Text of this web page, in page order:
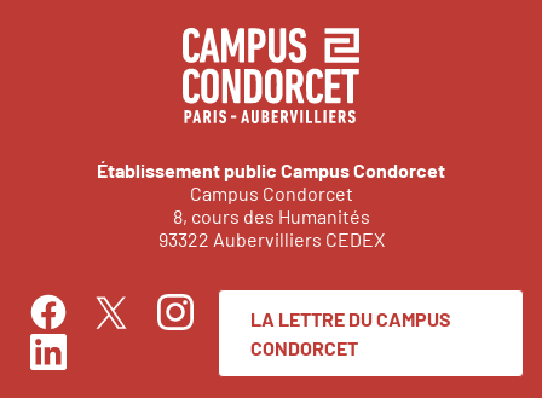
Établissement public Campus Condorcet
Campus Condorcet
8, cours des Humanités
93322 Aubervilliers CEDEX
FacebookTwitterInstagram
LinkedIn
LA LETTRE DU CAMPUS
CONDORCET